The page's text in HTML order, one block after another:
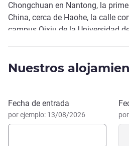
Descripción
Chongchuan en Nantong, la
China, cerca de Haohe, la calle
campus Qixiu de la Universidad
la comodidad de nuestros
Nuestros
Reservar este hotel
Fecha de entrada
por ejemplo: 13/08/2026